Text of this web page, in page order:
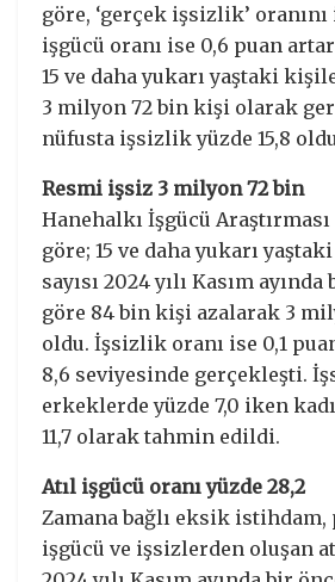
göre, ‘gerçek işsizlik’ oranını
işgücü oranı ise 0,6 puan
15 ve daha yukarı yaştaki
3 milyon 72 bin kişi olarak
nüfusta işsizlik yüzde 15,8
Resmi işsiz 3 milyon 72 bin
Hanehalkı İşgücü
göre; 15 ve daha yukarı
sayısı 2024 yılı Kasım
göre 84 bin kişi azalarak 3
oldu. İşsizlik oranı ise 0,1
8,6 seviyesinde gerçekleşti.
erkeklerde yüzde 7,0 iken
11,7 olarak tahmin edildi.
Atıl işgücü oranı yüzde 28,2
Zamana bağlı eksik istihdam,
işgücü ve işsizlerden oluşan